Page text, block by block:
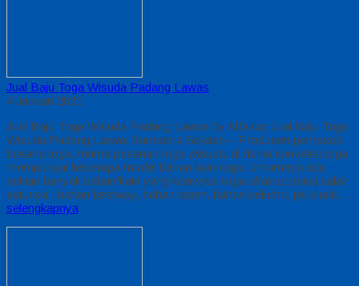
Jual Baju Toga Wisuda Padang Lawas
4 Januari 2021
Jual Baju Toga Wisuda Padang Lawas by Alfairuz Jual Baju Toga
Wisuda Padang Lawas Sumatera Selatan – Produsen pemasok
busana toga. terima pesanan toga wisuda, di dunia konveksi toga
mempunyai beberapa model bahan kain toga. Umumnya ada
sekian banyak bahan/kain yang konveksi toga alfairuz pakai salah
satunya : bahan bestway, bahan saten, bahan beludru, jet-black….
selengkapnya